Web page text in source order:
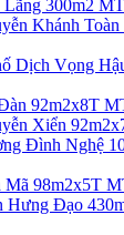
300m2
Khánh
Dịch Vọng
92m2x8T
Xiển
Đình Nghệ
Mã 98m2x5T
Hưng Đạo